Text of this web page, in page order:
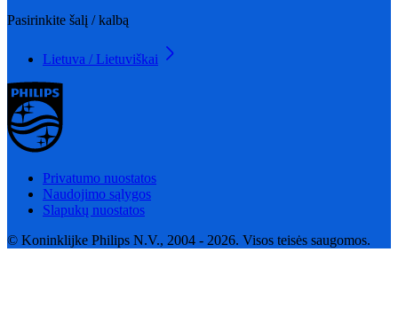
Pasirinkite šalį / kalbą
Lietuva / Lietuviškai
Privatumo nuostatos
Naudojimo sąlygos
Slapukų nuostatos
© Koninklijke Philips N.V., 2004 - 2026. Visos teisės saugomos.